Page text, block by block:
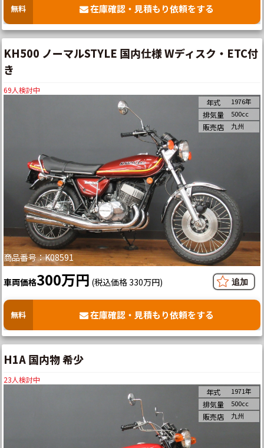
無料 在庫確認・見積もり依頼をする
KH500 ノーマルSTYLE 国内仕様 Wディスク・ETC付
き
69人検討中
商品番号：K08591
年式 1976年
排気量 500cc
販売店 九州
車両価格300万円 (税込価格 330万円)
無料 在庫確認・見積もり依頼をする
H1A 国内物 希少
23人検討中
年式 1971年
排気量 500cc
販売店 九州